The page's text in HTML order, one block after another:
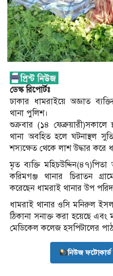
ডেস্ক রিপোর্টঃ
ঢাকার ধামরাইয়ে অজ্ঞাত
থানা পুলিশ।
শুক্রবার (১৪ ফেব্রুয়ারী)সকালে
থানা অবহিত হলে ঘটনাস্থল
শস্যক্ষেত থেকে লাশ উদ্ধার করে
মৃত ব্যক্তি
করিমগঞ্জ থানার চিরাতন
করেছেন ধামরাই থানার উপ
ধামরাই থানার ওসি মনিরুল
ঠিকানা সনাক্ত করা হয়েছে এবং
মেডিকেল কলেজ হসপিটালের
নিউজ